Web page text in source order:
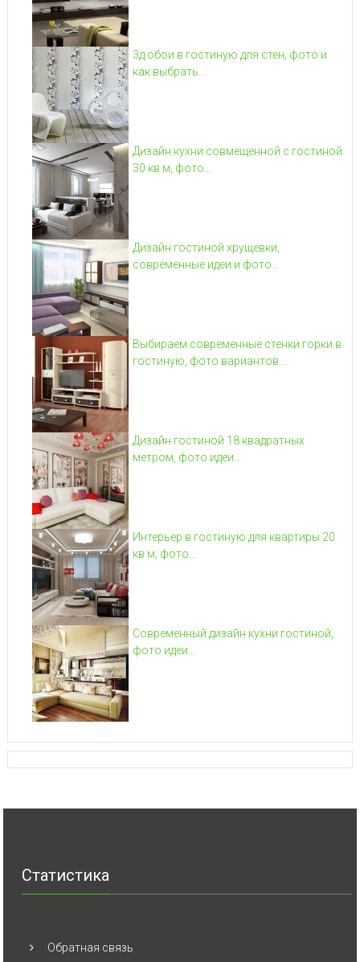
3д обои в гостиную для стен, фото и
как выбрать...
Дизайн кухни совмещенной с гостиной
30 кв м, фото...
Дизайн гостиной хрущевки,
современные идеи и фото...
Выбираем современные стенки горки в
гостиную, фото вариантов...
Дизайн гостиной 18 квадратных
метром, фото идеи...
Интерьер в гостиную для квартиры 20
кв м, фото...
Современный дизайн кухни гостиной,
фото идеи...
Статистика
Обратная связь